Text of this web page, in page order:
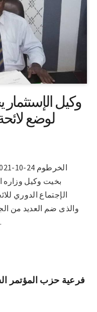
وكيل
لوضع لائحة
بخيت وكيل وزاره
الإجتماع الدوري
والذى ضم العديد من
فرعية حزب المؤتمر